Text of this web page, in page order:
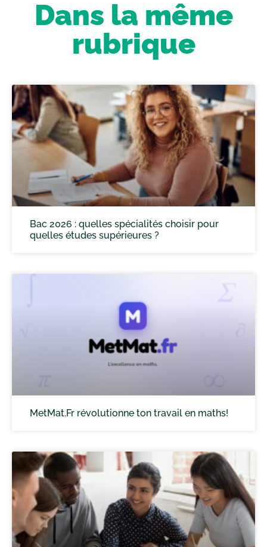
Dans la même
rubrique
Bac 2026 : quelles spécialités choisir pour
quelles études supérieures ?
MetMat.Fr révolutionne ton travail en maths!